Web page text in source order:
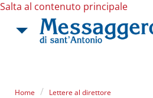
Salta al contenuto principale
Home
Lettere al direttore